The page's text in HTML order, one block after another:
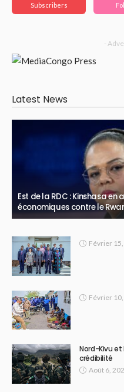
Subscribers
-
Latest News
Est de la RDC : Kinshasa
économiques contre le
Février
Février
Nord-Kivu et
crédibilité
Août 6,